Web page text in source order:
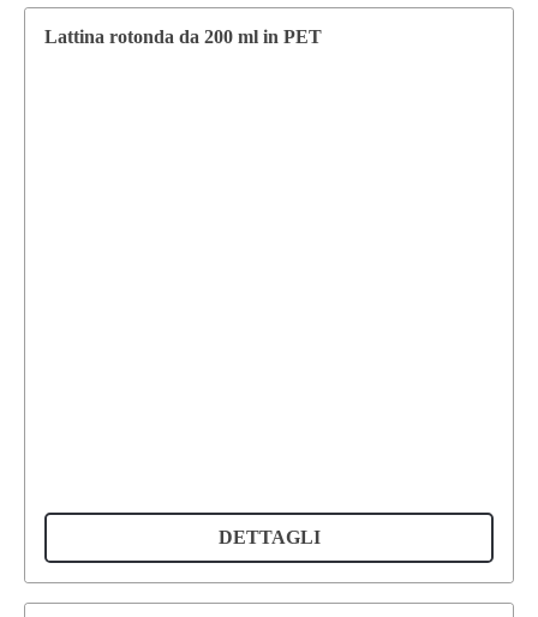
Lattina rotonda da 200 ml in PET
DETTAGLI